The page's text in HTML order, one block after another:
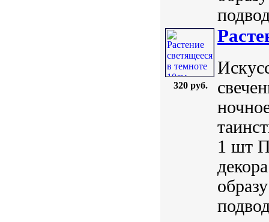
320 руб.
1 шт